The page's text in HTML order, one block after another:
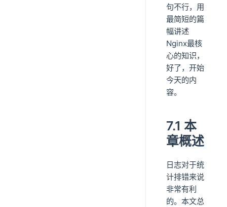
句不行，用
最简短的篇
幅讲述
Nginx最核
心的知识，
好了，开始
今天的内
容。
7.1 本
章概述
日志对于统
计排错来说
非常有利
的。本文总